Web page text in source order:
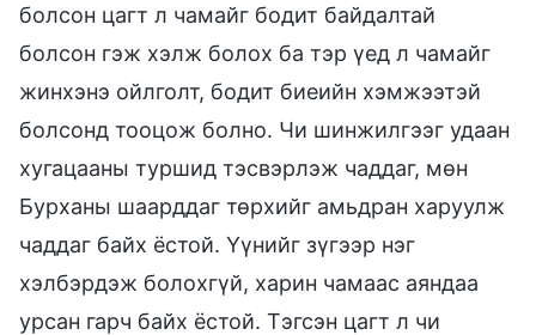
болсон цагт л чамайг бодит байдалтай
болсон гэж хэлж болох ба тэр үед л чамайг
жинхэнэ ойлголт, бодит биеийн хэмжээтэй
болсонд тооцож болно. Чи шинжилгээг удаан
хугацааны туршид тэсвэрлэж чаддаг, мөн
Бурханы шаарддаг төрхийг амьдран харуулж
чаддаг байх ёстой. Үүнийг зүгээр нэг
хэлбэрдэж болохгүй, харин чамаас аяндаа
урсан гарч байх ёстой. Тэгсэн цагт л чи